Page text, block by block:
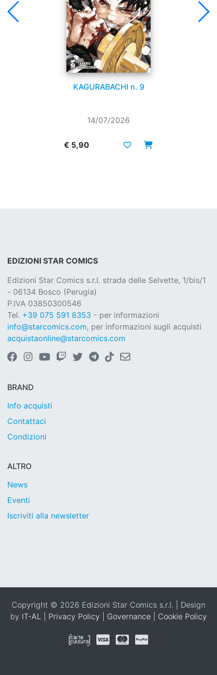
KAGURABACHI n. 9
14/07/2026
€ 5,90
EDIZIONI STAR COMICS
Edizioni Star Comics s.r.l. strada delle Selvette, 1/bis/1
- 06134 Bosco (Perugia)
P.IVA 03850300546
Tel. +39 075 591 8353 - per informazioni
info@starcomics.com, per informazioni sugli acquisti
acquistaonline@starcomics.com
BRAND
Info acquisti
Contattaci
Condizioni
ALTRO
News
Eventi
Iscriviti alla newsletter
Copyright © 2026 Edizioni Star Comics s.r.l. | Design
by IT-AL Privacy Policy Governance Cookie Policy